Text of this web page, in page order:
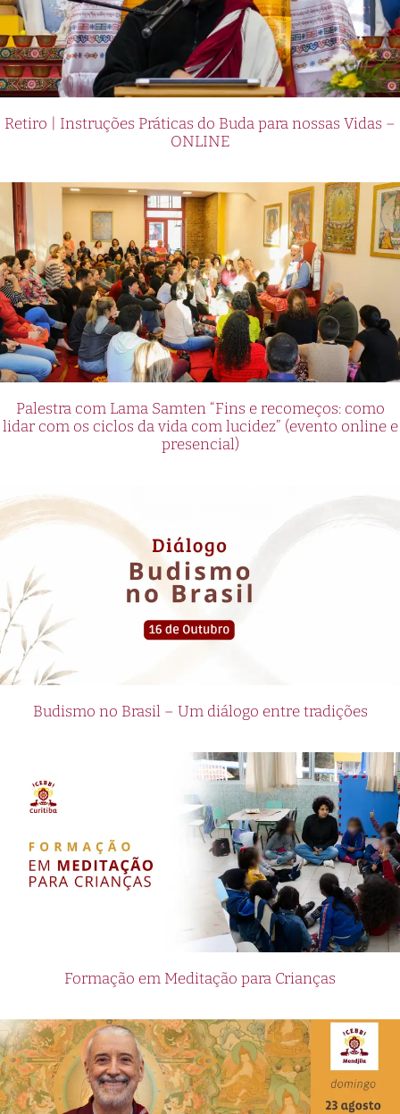
Retiro | Instruções Práticas do Buda para nossas Vidas –
ONLINE
Palestra com Lama Samten “Fins e recomeços: como
lidar com os ciclos da vida com lucidez” (evento online e
presencial)
Budismo no Brasil – Um diálogo entre tradições
Formação em Meditação para Crianças